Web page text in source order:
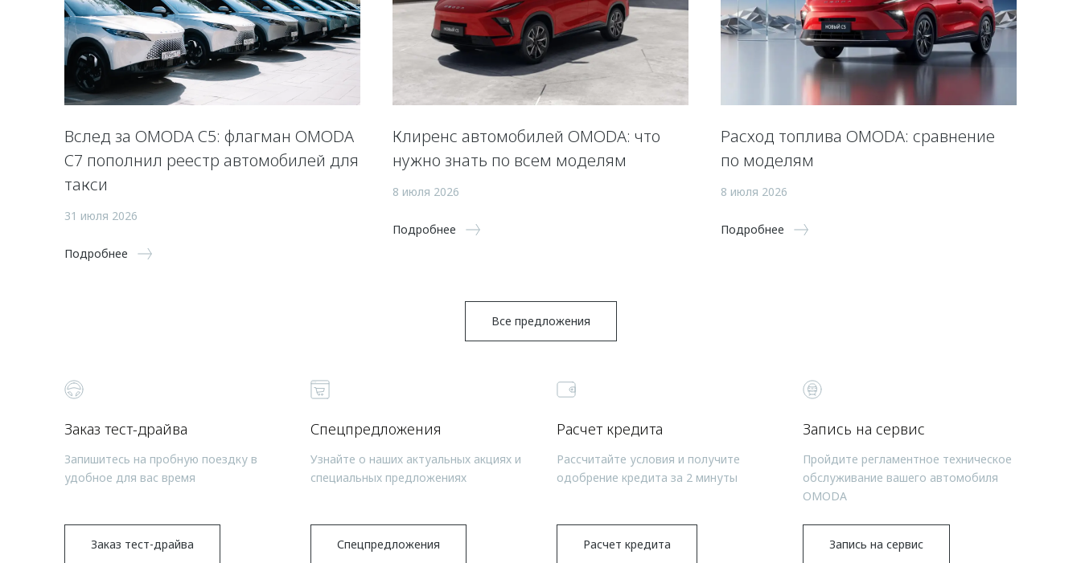
Вслед за OMODA C5: флагман OMODA
C7 пополнил реестр автомобилей для
такси
31 июля 2026
Подробнее
Клиренс автомобилей OMODA: что
нужно знать по всем моделям
8 июля 2026
Подробнее
Расход топлива OMODA: сравнение
по моделям
8 июля 2026
Подробнее
Все предложения
Заказ тест-драйва
Запишитесь на пробную поездку в
удобное для вас время
Заказ тест-драйва
Спецпредложения
Узнайте о наших актуальных акциях и
специальных предложениях
Спецпредложения
Расчет кредита
Рассчитайте условия и получите
одобрение кредита за 2 минуты
Расчет кредита
Запись на сервис
Пройдите регламентное техническое
обслуживание вашего автомобиля
OMODA
Запись на сервис